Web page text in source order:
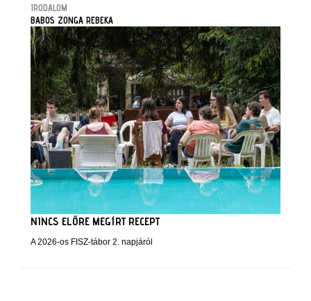
IRODALOM
BABOS ZONGA REBEKA
NINCS ELŐRE MEGÍRT RECEPT
A 2026-os FISZ-tábor 2. napjáról